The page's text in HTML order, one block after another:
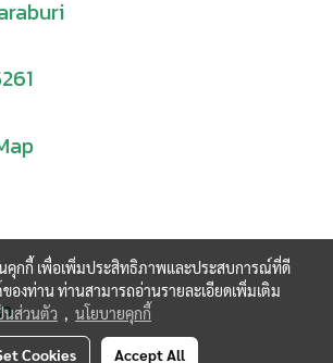
นคุกกี้ เพื่อเพิ่มประสิทธิภาพและประสบการณ์ที่ดี
ของท่าน ท่านสามารถอ่านรายละเอียดเพิ่มเติม
นส่วนตัว , นโยบายคุกกี้
Cookies Accept All